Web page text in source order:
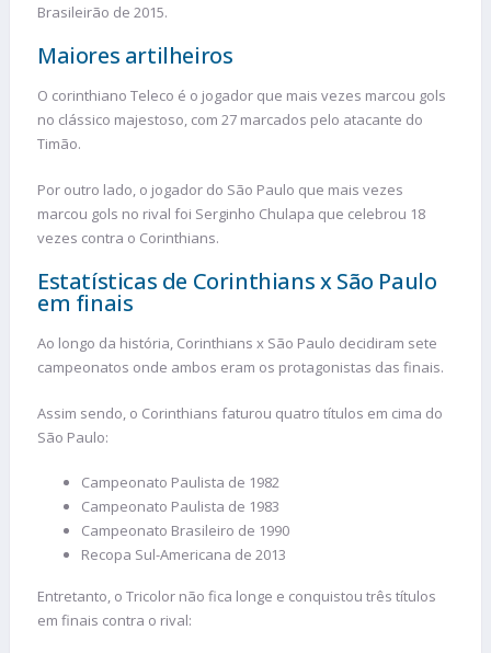
Brasileirão de 2015.
Maiores artilheiros
O corinthiano Teleco é o jogador que mais vezes marcou gols
no clássico majestoso, com 27 marcados pelo atacante do
Timão.
Por outro lado, o jogador do São Paulo que mais vezes
marcou gols no rival foi Serginho Chulapa que celebrou 18
vezes contra o Corinthians.
Estatísticas de Corinthians x São Paulo
em finais
Ao longo da história, Corinthians x São Paulo decidiram sete
campeonatos onde ambos eram os protagonistas das finais.
Assim sendo, o Corinthians faturou quatro títulos em cima do
São Paulo:
Campeonato Paulista de 1982
Campeonato Paulista de 1983
Campeonato Brasileiro de 1990
Recopa Sul-Americana de 2013
Entretanto, o Tricolor não fica longe e conquistou três títulos
em finais contra o rival: